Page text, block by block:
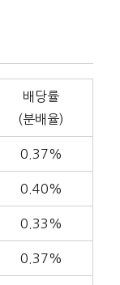
배당률
(분배율)
0.37%
0.40%
0.33%
0.37%